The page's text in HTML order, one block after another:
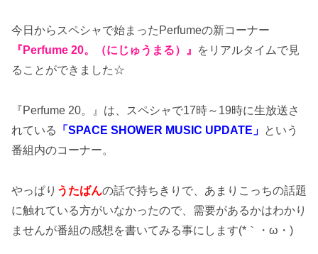
今日からスペシャで始まったPerfumeの新コーナー
『Perfume 20。（にじゅうまる）』
をリアルタイムで見
ることができました☆
『Perfume 20。』は、スペシャで17時～19時に生放送さ
れている
「SPACE SHOWER MUSIC UPDATE」 という
番組内のコーナー。
やっぱり うたばんの話で持ちきりで、あまりこっちの話題
に触れている方がいなかったので、需要があるかはわかり
ませんが番組の感想を書いてみる事にします(*｀・ω・)ゞ